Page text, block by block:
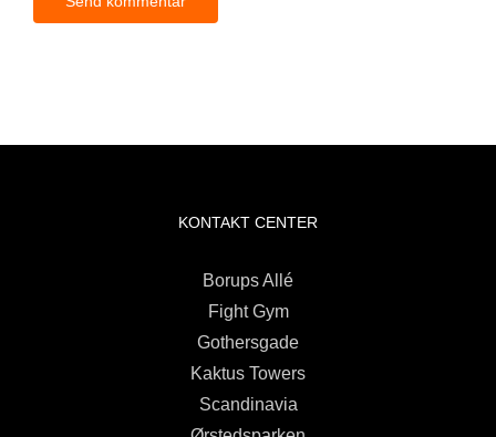
KONTAKT CENTER
Borups Allé
Fight Gym
Gothersgade
Kaktus Towers
Scandinavia